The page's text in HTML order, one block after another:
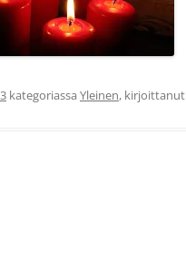
kategoriassa Yleinen, kirjoittanut